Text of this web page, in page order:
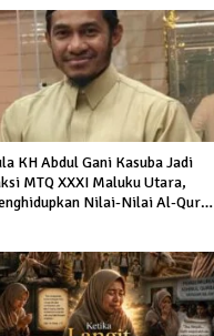
KH Abdul Gani Kasuba Jadi
MTQ XXXI Maluku Utara,
Nilai-Nilai Al-Quran